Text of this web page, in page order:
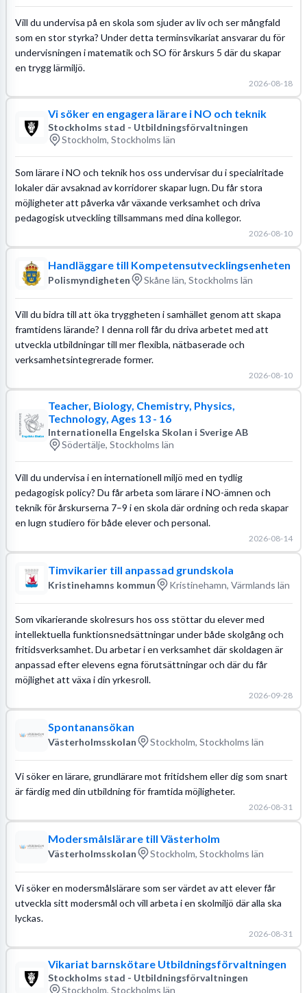
Vill du undervisa på en skola som sjuder av liv och ser mångfald
som en stor styrka? Under detta terminsvikariat ansvarar du för
undervisningen i matematik och SO för årskurs 5 där du skapar
en trygg lärmiljö.
2026-08-18
Vi söker en engagera lärare i NO och teknik
Stockholms stad - Utbildningsförvaltningen
Stockholm, Stockholms län
Som lärare i NO och teknik hos oss undervisar du i specialritade
lokaler där avsaknad av korridorer skapar lugn. Du får stora
möjligheter att påverka vår växande verksamhet och driva
pedagogisk utveckling tillsammans med dina kollegor.
2026-08-10
Handläggare till Kompetensutvecklingsenheten
Polismyndigheten Skåne län, Stockholms län
Vill du bidra till att öka tryggheten i samhället genom att skapa
framtidens lärande? I denna roll får du driva arbetet med att
utveckla utbildningar till mer flexibla, nätbaserade och
verksamhetsintegrerade former.
2026-08-10
Teacher, Biology, Chemistry, Physics,
Technology, Ages 13 - 16
Internationella Engelska Skolan i Sverige AB
Södertälje, Stockholms län
Vill du undervisa i en internationell miljö med en tydlig
pedagogisk policy? Du får arbeta som lärare i NO-ämnen och
teknik för årskurserna 7–9 i en skola där ordning och reda skapar
en lugn studiero för både elever och personal.
2026-08-14
Timvikarier till anpassad grundskola
Kristinehamns kommun Kristinehamn, Värmlands län
Som vikarierande skolresurs hos oss stöttar du elever med
intellektuella funktionsnedsättningar under både skolgång och
fritidsverksamhet. Du arbetar i en verksamhet där skoldagen är
anpassad efter elevens egna förutsättningar och där du får
möjlighet att växa i din yrkesroll.
2026-09-28
Spontanansökan
Västerholmsskolan Stockholm, Stockholms län
Vi söker en lärare, grundlärare mot fritidshem eller dig som snart
är färdig med din utbildning för framtida möjligheter.
2026-08-31
Modersmålslärare till Västerholm
Västerholmsskolan Stockholm, Stockholms län
Vi söker en modersmålslärare som ser värdet av att elever får
utveckla sitt modersmål och vill arbeta i en skolmiljö där alla ska
lyckas.
2026-08-31
Vikariat barnskötare Utbildningsförvaltningen
Stockholms stad - Utbildningsförvaltningen
Stockholm, Stockholms län